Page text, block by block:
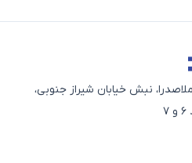
نبش خیابان شیراز جنوبی،